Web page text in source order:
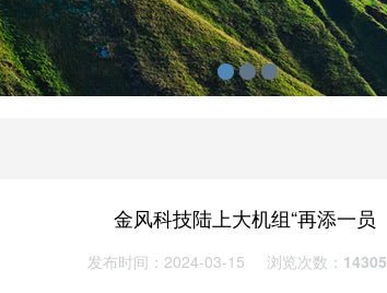
金风科技陆上大机组“再添一员
发布时间：2024-03-15 浏览次数： 14305